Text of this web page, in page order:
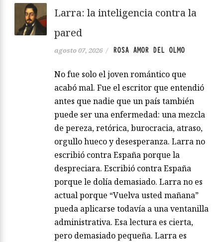
Larra: la inteligencia contra la
pared
agosto 07, 2026 / ROSA AMOR DEL OLMO
No fue solo el joven romántico que
acabó mal. Fue el escritor que entendió
antes que nadie que un país también
puede ser una enfermedad: una mezcla
de pereza, retórica, burocracia, atraso,
orgullo hueco y desesperanza. Larra no
escribió contra España porque la
despreciara. Escribió contra España
porque le dolía demasiado. Larra no es
actual porque “Vuelva usted mañana”
pueda aplicarse todavía a una ventanilla
administrativa. Esa lectura es cierta,
pero demasiado pequeña. Larra es